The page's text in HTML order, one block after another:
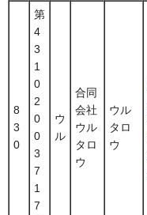
8
3
0
第
4
3
1
0
2
0
0
3
7
1
7
ウ
ル
合同
会社
ウル
タロ
ウ
ウル
タロ
ウ